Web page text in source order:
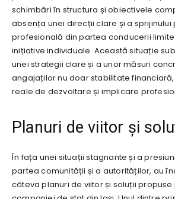
schimbări în structura și obiectivele
absența unei direcții clare și a
profesională din partea conducerii
inițiative individuale. Această situație
unei strategii clare și a unor măsuri
angajaților nu doar stabilitate
reale de dezvoltare și implicare
Planuri de viitor și
În fața unei situații stagnante și a
partea comunității și a autorităților, au
câteva planuri de viitor și soluții